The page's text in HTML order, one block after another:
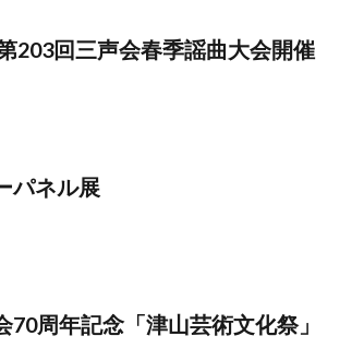
203回三声会春季謡曲大会開催
パネル展
70周年記念「津山芸術文化祭」